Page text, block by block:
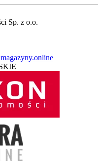
Sp. z o.o.